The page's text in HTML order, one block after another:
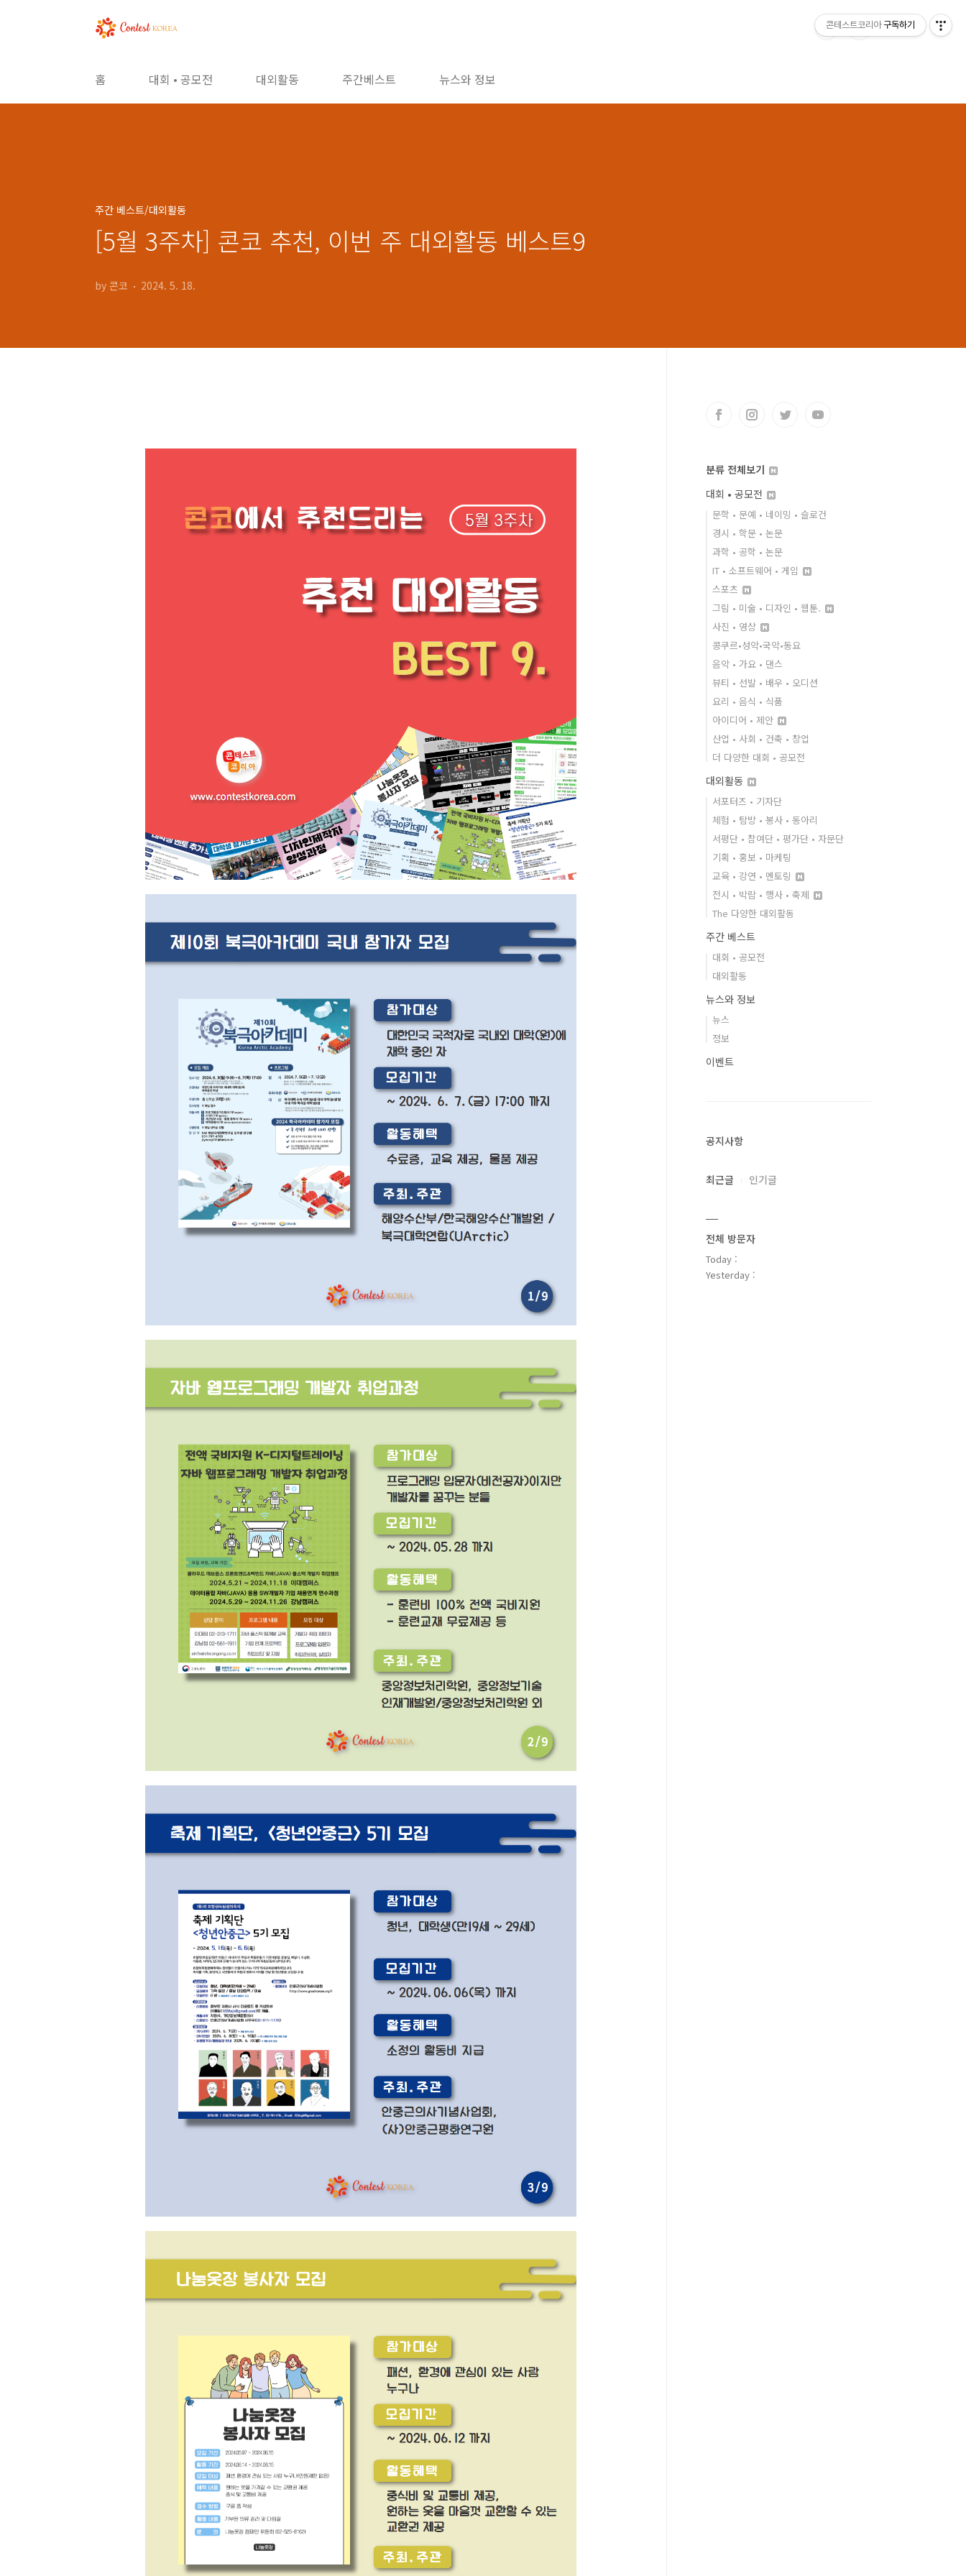
홈 대회 • 공모전 대외활동 주간베스트 뉴스와 정보
주간 베스트/대외활동
[5월 3주차] 콘코 추천, 이번 주 대외활동 베스트9
by 콘코 2024. 5. 18.
분류 전체보기
대회 • 공모전
문학 • 문예 • 네이밍 • 슬로건
경시 • 학문 • 논문
과학 • 공학 • 논문
IT • 소프트웨어 • 게임
스포츠
그림 • 미술 • 디자인 • 웹툰.
사진 • 영상
콩쿠르•성악•국악•동요
음악 • 가요 • 댄스
뷰티 • 선발 • 배우 • 오디션
요리 • 음식 • 식품
아이디어 • 제안
산업 • 사회 • 건축 • 창업
더 다양한 대회 • 공모전
대외활동
서포터즈 • 기자단
체험 • 탐방 • 봉사 • 동아리
서평단 • 참여단 • 평가단 • 자문단
기획 • 홍보 • 마케팅
교육 • 강연 • 멘토링
전시 • 박람 • 행사 • 축제
The 다양한 대외활동
주간 베스트
대회 • 공모전
대외활동
뉴스와 정보
뉴스
정보
이벤트
공지사항
최근글 인기글
전체 방문자
Today :
Yesterday :
콘테스트코리아 구독하기